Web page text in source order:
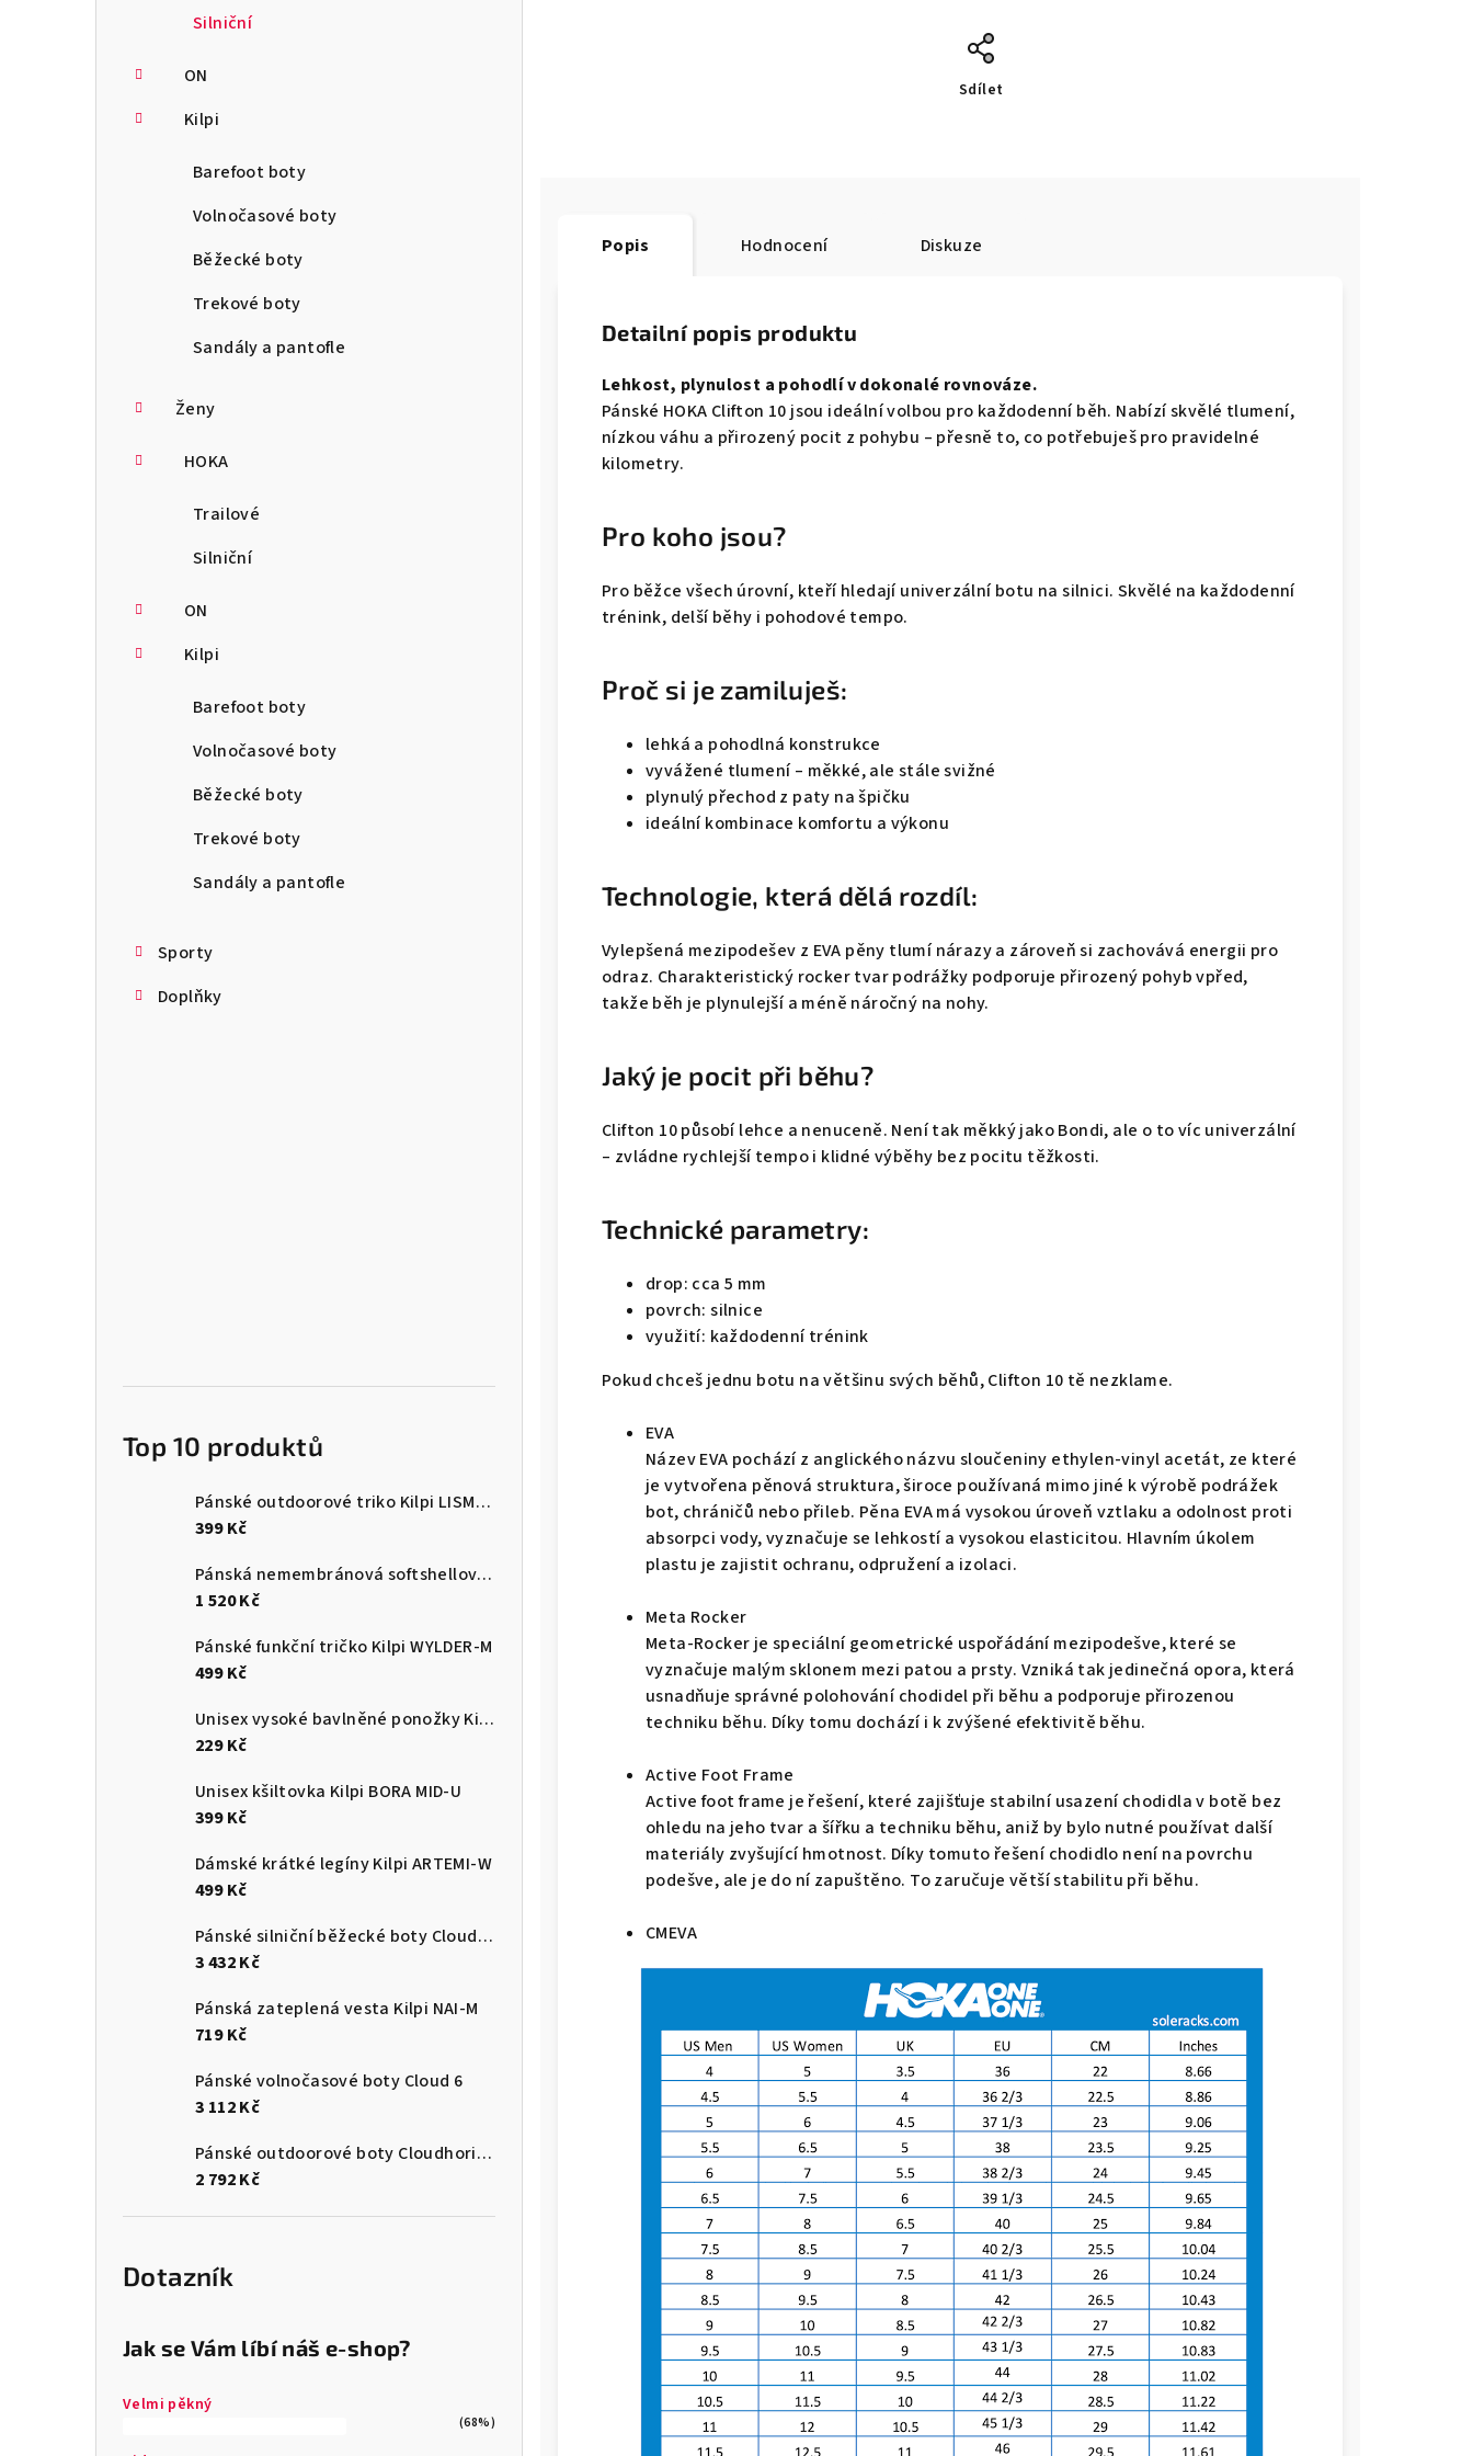
Silniční
ON
Kilpi
Barefoot boty
Volnočasové boty
Běžecké boty
Trekové boty
Sandály a pantofle
Ženy
HOKA
Trailové
Silniční
ON
Kilpi
Barefoot boty
Volnočasové boty
Běžecké boty
Trekové boty
Sandály a pantofle
Sporty
Doplňky
Top 10 produktů
Pánské outdoorové triko Kilpi LISMAIN-M
399 Kč
Pánská nemembránová softshellová běžecká bunda Kilpi BALEO-M
1 520 Kč
Pánské funkční tričko Kilpi WYLDER-M
499 Kč
Unisex vysoké bavlněné ponožky Kilpi 3P PALWAY-U
229 Kč
Unisex kšiltovka Kilpi BORA MID-U
399 Kč
Dámské krátké legíny Kilpi ARTEMI-W
499 Kč
Pánské silniční běžecké boty Cloudsurfer Max
3 432 Kč
Pánská zateplená vesta Kilpi NAI-M
719 Kč
Pánské volnočasové boty Cloud 6
3 112 Kč
Pánské outdoorové boty Cloudhorizon
2 792 Kč
Dotazník
Jak se Vám líbí náš e-shop?
Velmi pěkný
(68%)
Sdílet
Popis Hodnocení Diskuze
Detailní popis produktu
Lehkost, plynulost a pohodlí v dokonalé rovnováze.
Pánské HOKA Clifton 10 jsou ideální volbou pro každodenní běh. Nabízí skvělé tlumení,
nízkou váhu a přirozený pocit z pohybu – přesně to, co potřebuješ pro pravidelné
kilometry.
Pro koho jsou?
Pro běžce všech úrovní, kteří hledají univerzální botu na silnici. Skvělé na každodenní
trénink, delší běhy i pohodové tempo.
Proč si je zamiluješ:
lehká a pohodlná konstrukce
vyvážené tlumení – měkké, ale stále svižné
plynulý přechod z paty na špičku
ideální kombinace komfortu a výkonu
Technologie, která dělá rozdíl:
Vylepšená mezipodešev z EVA pěny tlumí nárazy a zároveň si zachovává energii pro
odraz. Charakteristický rocker tvar podrážky podporuje přirozený pohyb vpřed,
takže běh je plynulejší a méně náročný na nohy.
Jaký je pocit při běhu?
Clifton 10 působí lehce a nenuceně. Není tak měkký jako Bondi, ale o to víc univerzální
– zvládne rychlejší tempo i klidné výběhy bez pocitu těžkosti.
Technické parametry:
drop: cca 5 mm
povrch: silnice
využití: každodenní trénink
Pokud chceš jednu botu na většinu svých běhů, Clifton 10 tě nezklame.
EVA
Název EVA pochází z anglického názvu sloučeniny ethylen-vinyl acetát, ze které
je vytvořena pěnová struktura, široce používaná mimo jiné k výrobě podrážek
bot, chráničů nebo přileb. Pěna EVA má vysokou úroveň vztlaku a odolnost proti
absorpci vody, vyznačuje se lehkostí a vysokou elasticitou. Hlavním úkolem
plastu je zajistit ochranu, odpružení a izolaci.
Meta Rocker
Meta-Rocker je speciální geometrické uspořádání mezipodešve, které se
vyznačuje malým sklonem mezi patou a prsty. Vzniká tak jedinečná opora, která
usnadňuje správné polohování chodidel při běhu a podporuje přirozenou
techniku běhu. Díky tomu dochází i k zvýšené efektivitě běhu.
Active Foot Frame
Active foot frame je řešení, které zajišťuje stabilní usazení chodidla v botě bez
ohledu na jeho tvar a šířku a techniku běhu, aniž by bylo nutné používat další
materiály zvyšující hmotnost. Díky tomuto řešení chodidlo není na povrchu
podešve, ale je do ní zapuštěno. To zaručuje větší stabilitu při běhu.
CMEVA